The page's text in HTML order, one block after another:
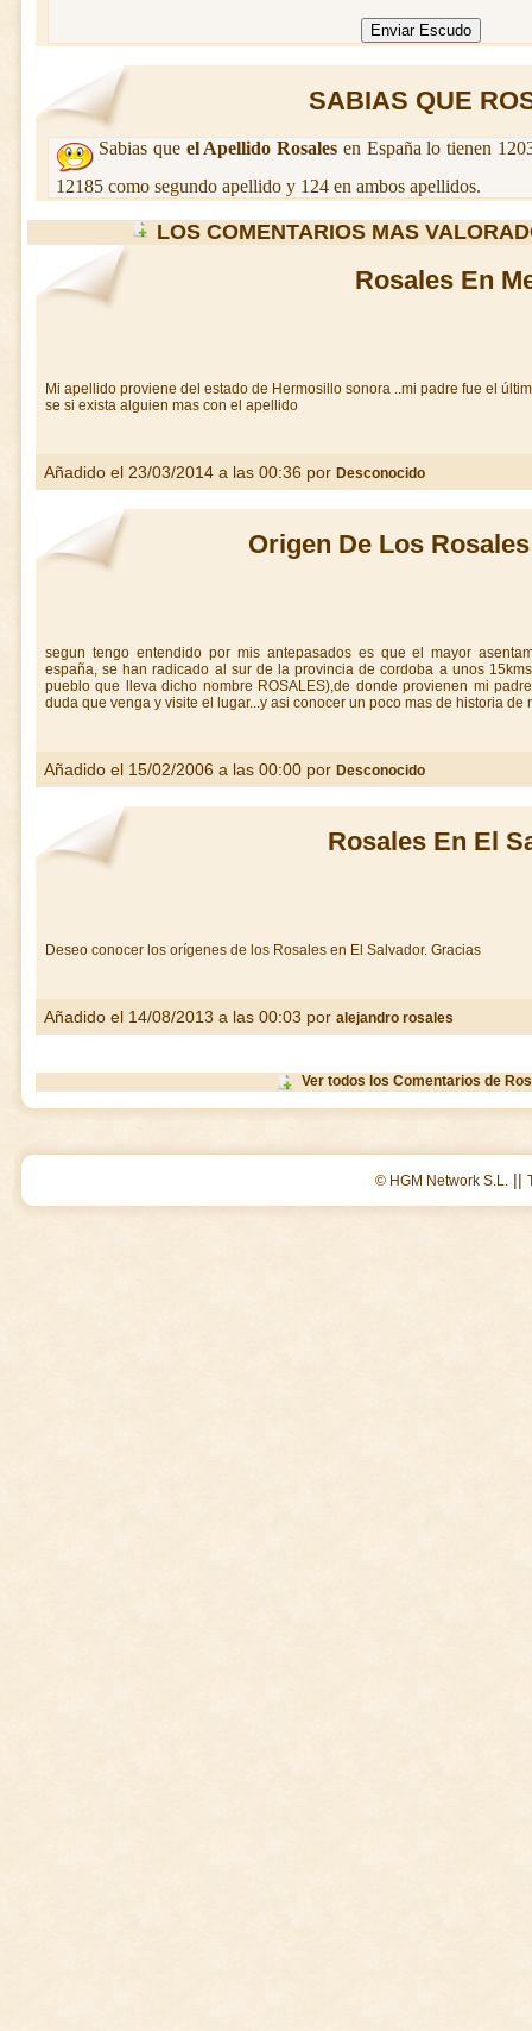
SABIAS QUE
Sabias que el Apellido Rosales en España lo tienen
12185 como segundo apellido y 124 en ambos apellidos.
LOS COMENTARIOS MAS
Rosales En
Mi apellido proviene del estado de Hermosillo sonora ..mi padre fue el
se si exista alguien mas con el apellido
Añadido el 23/03/2014 a las 00:36 por Desconocido
Origen De Los
segun tengo entendido por mis antepasados es que el mayor
españa, se han radicado al sur de la provincia de cordoba a unos
pueblo que lleva dicho nombre ROSALES),de donde provienen mi
duda que venga y visite el lugar...y asi conocer un poco mas de historia de
Añadido el 15/02/2006 a las 00:00 por Desconocido
Rosales En El
Deseo conocer los orígenes de los Rosales en El Salvador. Gracias
Añadido el 14/08/2013 a las 00:03 por alejandro rosales
Ver todos los Comentarios de
© HGM Network S.L. ||